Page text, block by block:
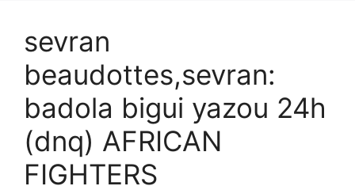
sevran
beaudottes,sevran:
badola bigui yazou 24h
(dnq) AFRICAN
FIGHTERS